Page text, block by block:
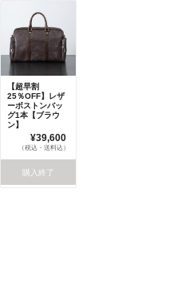
【超早割
25％OFF】レザ
ーボストンバッ
グ1本【ブラウ
ン】
¥39,600
（税込・送料込）
購入終了